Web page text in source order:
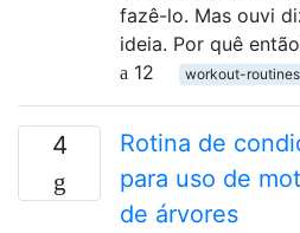
fazê-lo. Mas ouvi
ideia. Por quê
12
workout-routines
4
Rotina de
para uso de
de árvores